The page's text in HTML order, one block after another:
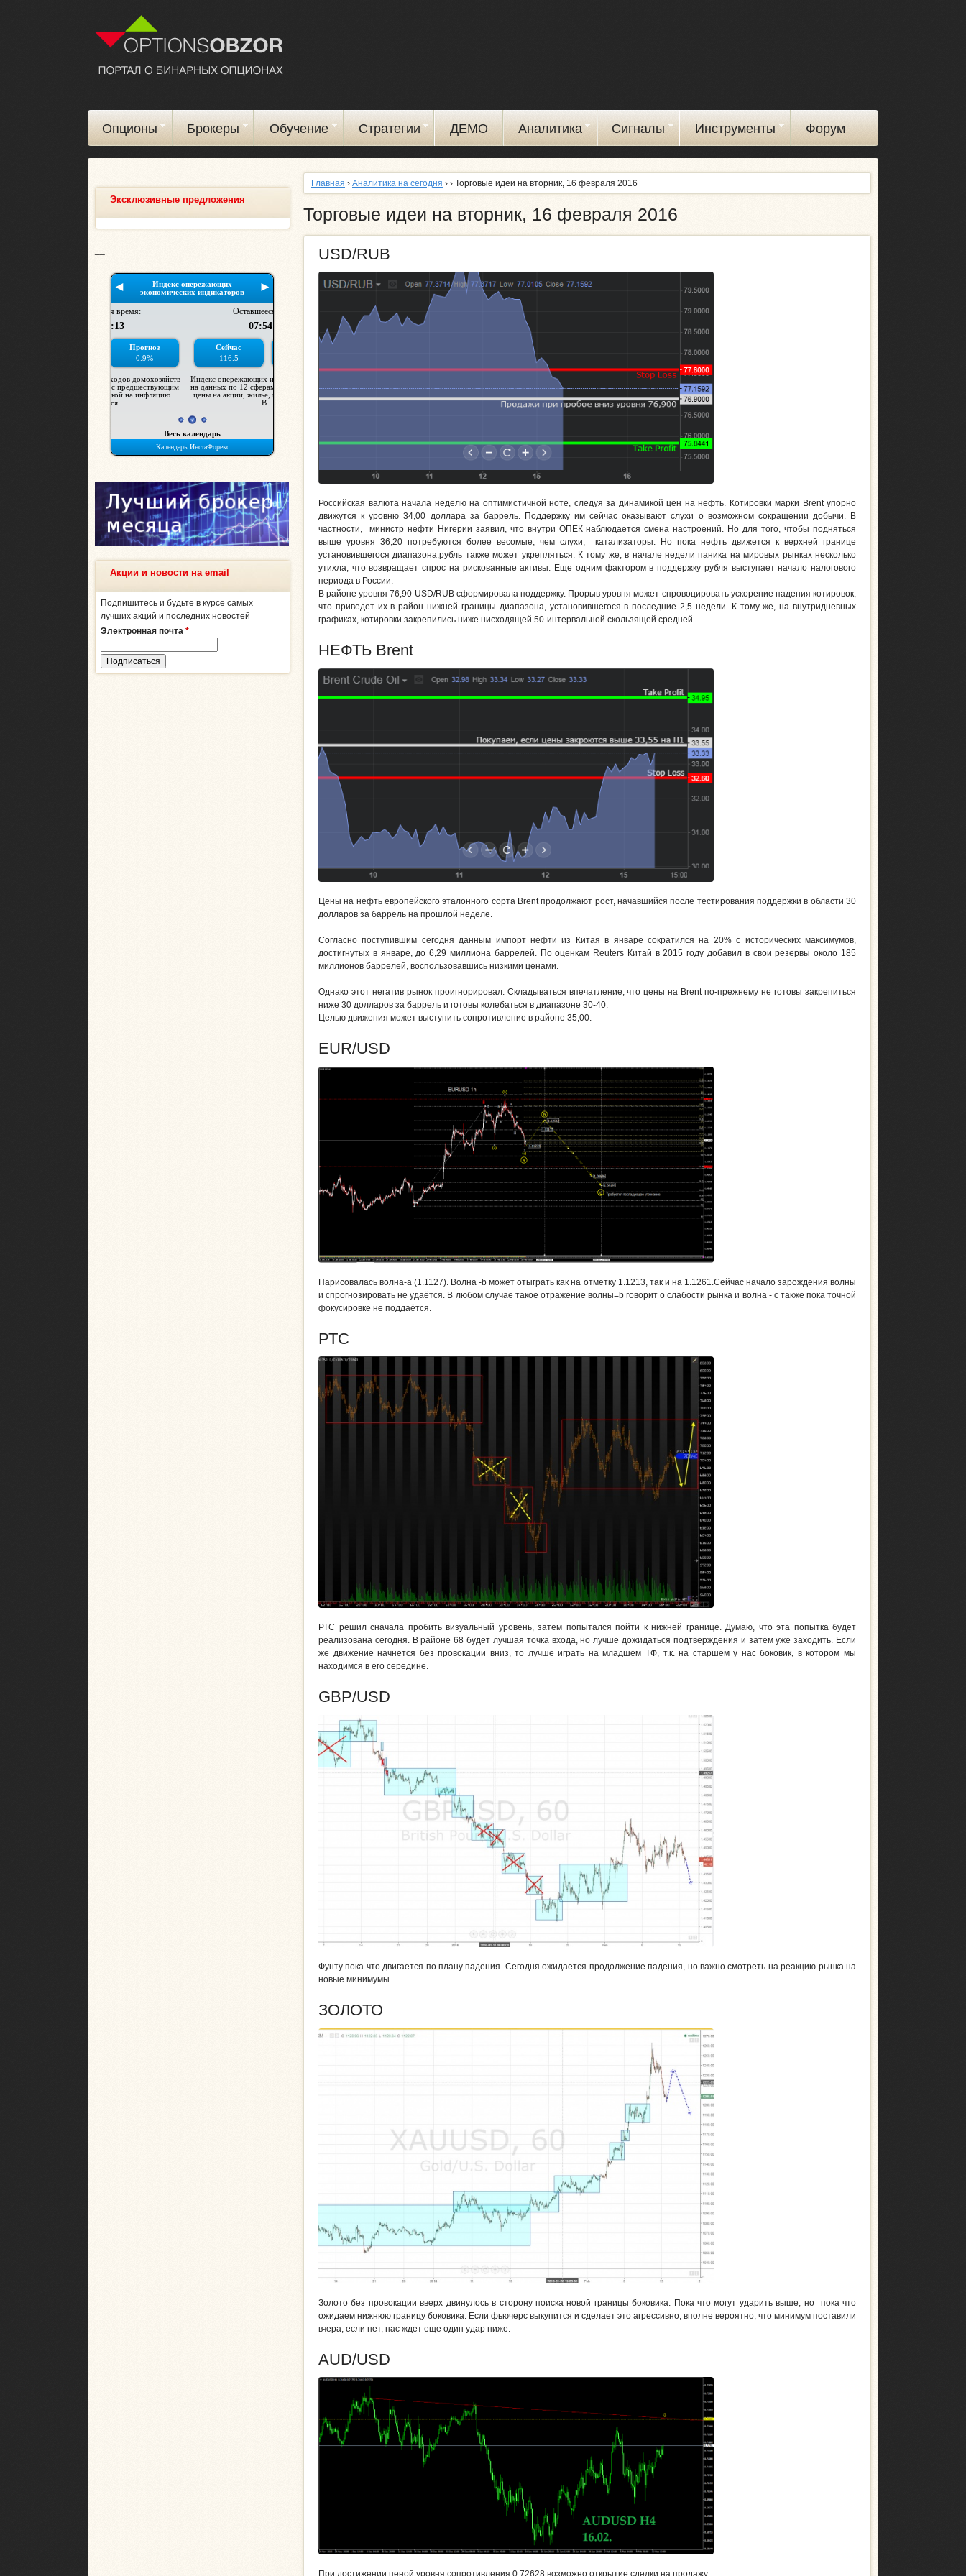
Опционы Брокеры Обучение Стратегии ДЕМО Аналитика Сигналы Инструменты Форум
Главная › Аналитика на сегодня › › Торговые идеи на вторник, 16 февраля 2016
Торговые идеи на вторник, 16 февраля 2016
USD/RUB
Российская валюта начала неделю на оптимистичной ноте, следуя за динамикой цен на нефть. Котировки марки Brent упорно
движутся к уровню 34,00 доллара за баррель. Поддержку им сейчас оказывают слухи о возможном сокращении добычи. В
частности, министр нефти Нигерии заявил, что внутри ОПЕК наблюдается смена настроений. Но для того, чтобы подняться
выше уровня 36,20 потребуются более весомые, чем слухи, катализаторы. Но пока нефть движется к верхней границе
установившегося диапазона,рубль также может укрепляться. К тому же, в начале недели паника на мировых рынках несколько
утихла, что возвращает спрос на рискованные активы. Еще одним фактором в поддержку рубля выступает начало налогового
периода в России.
В районе уровня 76,90 USD/RUB сформировала поддержку. Прорыв уровня может спровоцировать ускорение падения котировок,
что приведет их в район нижней границы диапазона, установившегося в последние 2,5 недели. К тому же, на внутридневных
графиках, котировки закрепились ниже нисходящей 50-интервальной скользящей средней.
НЕФТЬ Brent
Цены на нефть европейского эталонного сорта Brent продолжают рост, начавшийся после тестирования поддержки в области 30
долларов за баррель на прошлой неделе.
Согласно поступившим сегодня данным импорт нефти из Китая в январе сократился на 20% с исторических максимумов,
достигнутых в январе, до 6,29 миллиона баррелей. По оценкам Reuters Китай в 2015 году добавил в свои резервы около 185
миллионов баррелей, воспользовавшись низкими ценами.
Однако этот негатив рынок проигнорировал. Складываться впечатление, что цены на Brent по-прежнему не готовы закрепиться
ниже 30 долларов за баррель и готовы колебаться в диапазоне 30-40.
Целью движения может выступить сопротивление в районе 35,00.
EUR/USD
Нарисовалась волна-а (1.1127). Волна -b может отыграть как на отметку 1.1213, так и на 1.1261.Сейчас начало зарождения волны
и спрогнозировать не удаётся. В любом случае такое отражение волны=b говорит о слабости рынка и волна - с также пока точной
фокусировке не поддаётся.
РТС
РТС решил сначала пробить визуальный уровень, затем попытался пойти к нижней границе. Думаю, что эта попытка будет
реализована сегодня. В районе 68 будет лучшая точка входа, но лучше дожидаться подтверждения и затем уже заходить. Если
же движение начнется без провокации вниз, то лучше играть на младшем ТФ, т.к. на старшем у нас боковик, в котором мы
находимся в его середине.
GBP/USD
Фунту пока что двигается по плану падения. Сегодня ожидается продолжение падения, но важно смотреть на реакцию рынка на
новые минимумы.
ЗОЛОТО
Золото без провокации вверх двинулось в сторону поиска новой границы боковика. Пока что могут ударить выше, но пока что
ожидаем нижнюю границу боковика. Если фьючерс выкупится и сделает это агрессивно, вполне вероятно, что минимум поставили
вчера, если нет, нас ждет еще один удар ниже.
AUD/USD
Эксклюзивные предложения
Акции и новости на email
Подпишитесь и будьте в курсе самых
лучших акций и последних новостей
Электронная почта *